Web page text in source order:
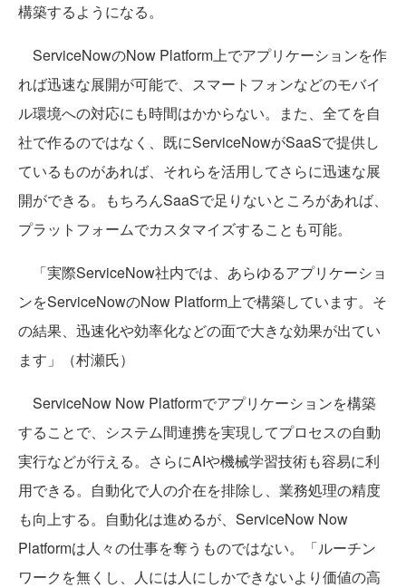
構築するようになる。
ServiceNowのNow Platform上でアプリケーションを作
れば迅速な展開が可能で、スマートフォンなどのモバイ
ル環境への対応にも時間はかからない。また、全てを自
社で作るのではなく、既にServiceNowがSaaSで提供し
ているものがあれば、それらを活用してさらに迅速な展
開ができる。もちろんSaaSで足りないところがあれば、
プラットフォームでカスタマイズすることも可能。
「実際ServiceNow社内では、あらゆるアプリケーショ
ンをServiceNowのNow Platform上で構築しています。そ
の結果、迅速化や効率化などの面で大きな効果が出てい
ます」（村瀬氏）
ServiceNow Now Platformでアプリケーションを構築
することで、システム間連携を実現してプロセスの自動
実行などが行える。さらにAIや機械学習技術も容易に利
用できる。自動化で人の介在を排除し、業務処理の精度
も向上する。自動化は進めるが、ServiceNow Now
Platformは人々の仕事を奪うものではない。「ルーチン
ワークを無くし、人には人にしかできないより価値の高